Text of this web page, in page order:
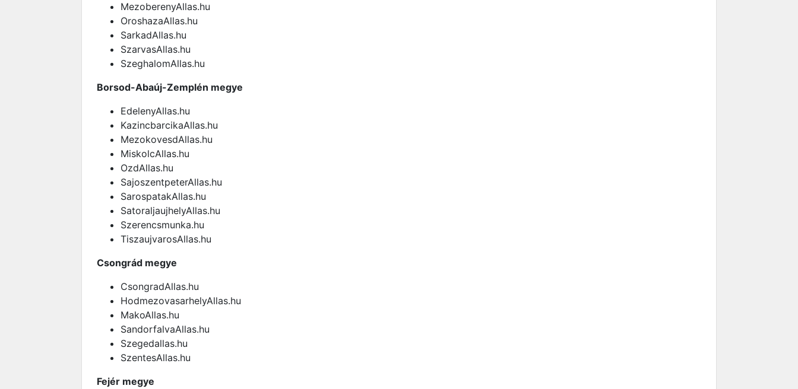
MezoberenyAllas.hu
OroshazaAllas.hu
SarkadAllas.hu
SzarvasAllas.hu
SzeghalomAllas.hu
Borsod-Abaúj-Zemplén megye
EdelenyAllas.hu
KazincbarcikaAllas.hu
MezokovesdAllas.hu
MiskolcAllas.hu
OzdAllas.hu
SajoszentpeterAllas.hu
SarospatakAllas.hu
SatoraljaujhelyAllas.hu
Szerencsmunka.hu
TiszaujvarosAllas.hu
Csongrád megye
CsongradAllas.hu
HodmezovasarhelyAllas.hu
MakoAllas.hu
SandorfalvaAllas.hu
Szegedallas.hu
SzentesAllas.hu
Fejér megye